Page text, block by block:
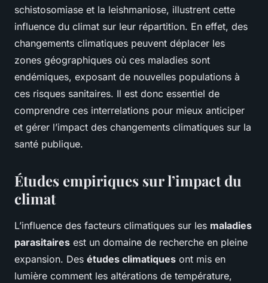
schistosomiase et la leishmaniose, illustrent cette
influence du climat sur leur répartition. En effet, des
changements climatiques peuvent déplacer les
zones géographiques où ces maladies sont
endémiques, exposant de nouvelles populations à
ces risques sanitaires. Il est donc essentiel de
comprendre ces interrelations pour mieux anticiper
et gérer l’impact des changements climatiques sur la
santé publique.
Études empiriques sur l’impact du
climat
L’influence des facteurs climatiques sur les maladies
parasitaires est un domaine de recherche en pleine
expansion. Des études climatiques ont mis en
lumière comment les altérations de température,